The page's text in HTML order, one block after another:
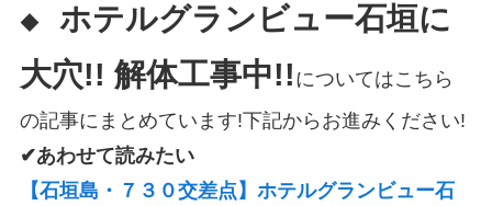
◆ ホテルグランビュー石垣に
大穴!! 解体工事中!! についてはこちら
の記事にまとめています!下記からお進みください!
✔あわせて読みたい
【石垣島・７３０交差点】ホテルグランビュー石